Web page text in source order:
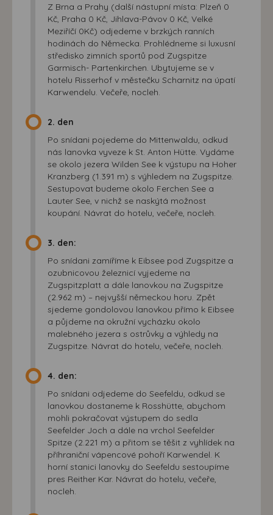
Z Brna a Prahy (další nástupní místa: Plzeň 0
Kč, Praha 0 Kč, Jihlava-Pávov 0 Kč, Velké
Meziříčí 0Kč) odjedeme v brzkých ranních
hodinách do Německa. Prohlédneme si luxusní
středisko zimních sportů pod Zugspitze
Garmisch- Partenkirchen. Ubytujeme se v
hotelu Risserhof v městečku Scharnitz na úpatí
Karwendelu. Večeře, nocleh.
2. den
Po snídani pojedeme do Mittenwaldu, odkud
nás lanovka vyveze k St. Anton Hütte. Vydáme
se okolo jezera Wilden See k výstupu na Hoher
Kranzberg (1.391 m) s výhledem na Zugspitze.
Sestupovat budeme okolo Ferchen See a
Lauter See, v nichž se naskýtá možnost
koupání. Návrat do hotelu, večeře, nocleh.
3. den:
Po snídani zamíříme k Eibsee pod Zugspitze a
ozubnicovou železnicí vyjedeme na
Zugspitzplatt a dále lanovkou na Zugspitze
(2.962 m) – nejvyšší německou horu. Zpět
sjedeme gondolovou lanovkou přímo k Eibsee
a půjdeme na okružní vycházku okolo
malebného jezera s ostrůvky a výhledy na
Zugspitze. Návrat do hotelu, večeře, nocleh.
4. den:
Po snídani odjedeme do Seefeldu, odkud se
lanovkou dostaneme k Rosshütte, abychom
mohli pokračovat výstupem do sedla
Seefelder Joch a dále na vrchol Seefelder
Spitze (2.221 m) a přitom se těšit z vyhlídek na
příhraniční vápencové pohoří Karwendel. K
horní stanici lanovky do Seefeldu sestoupíme
pres Reither Kar. Návrat do hotelu, večeře,
nocleh.